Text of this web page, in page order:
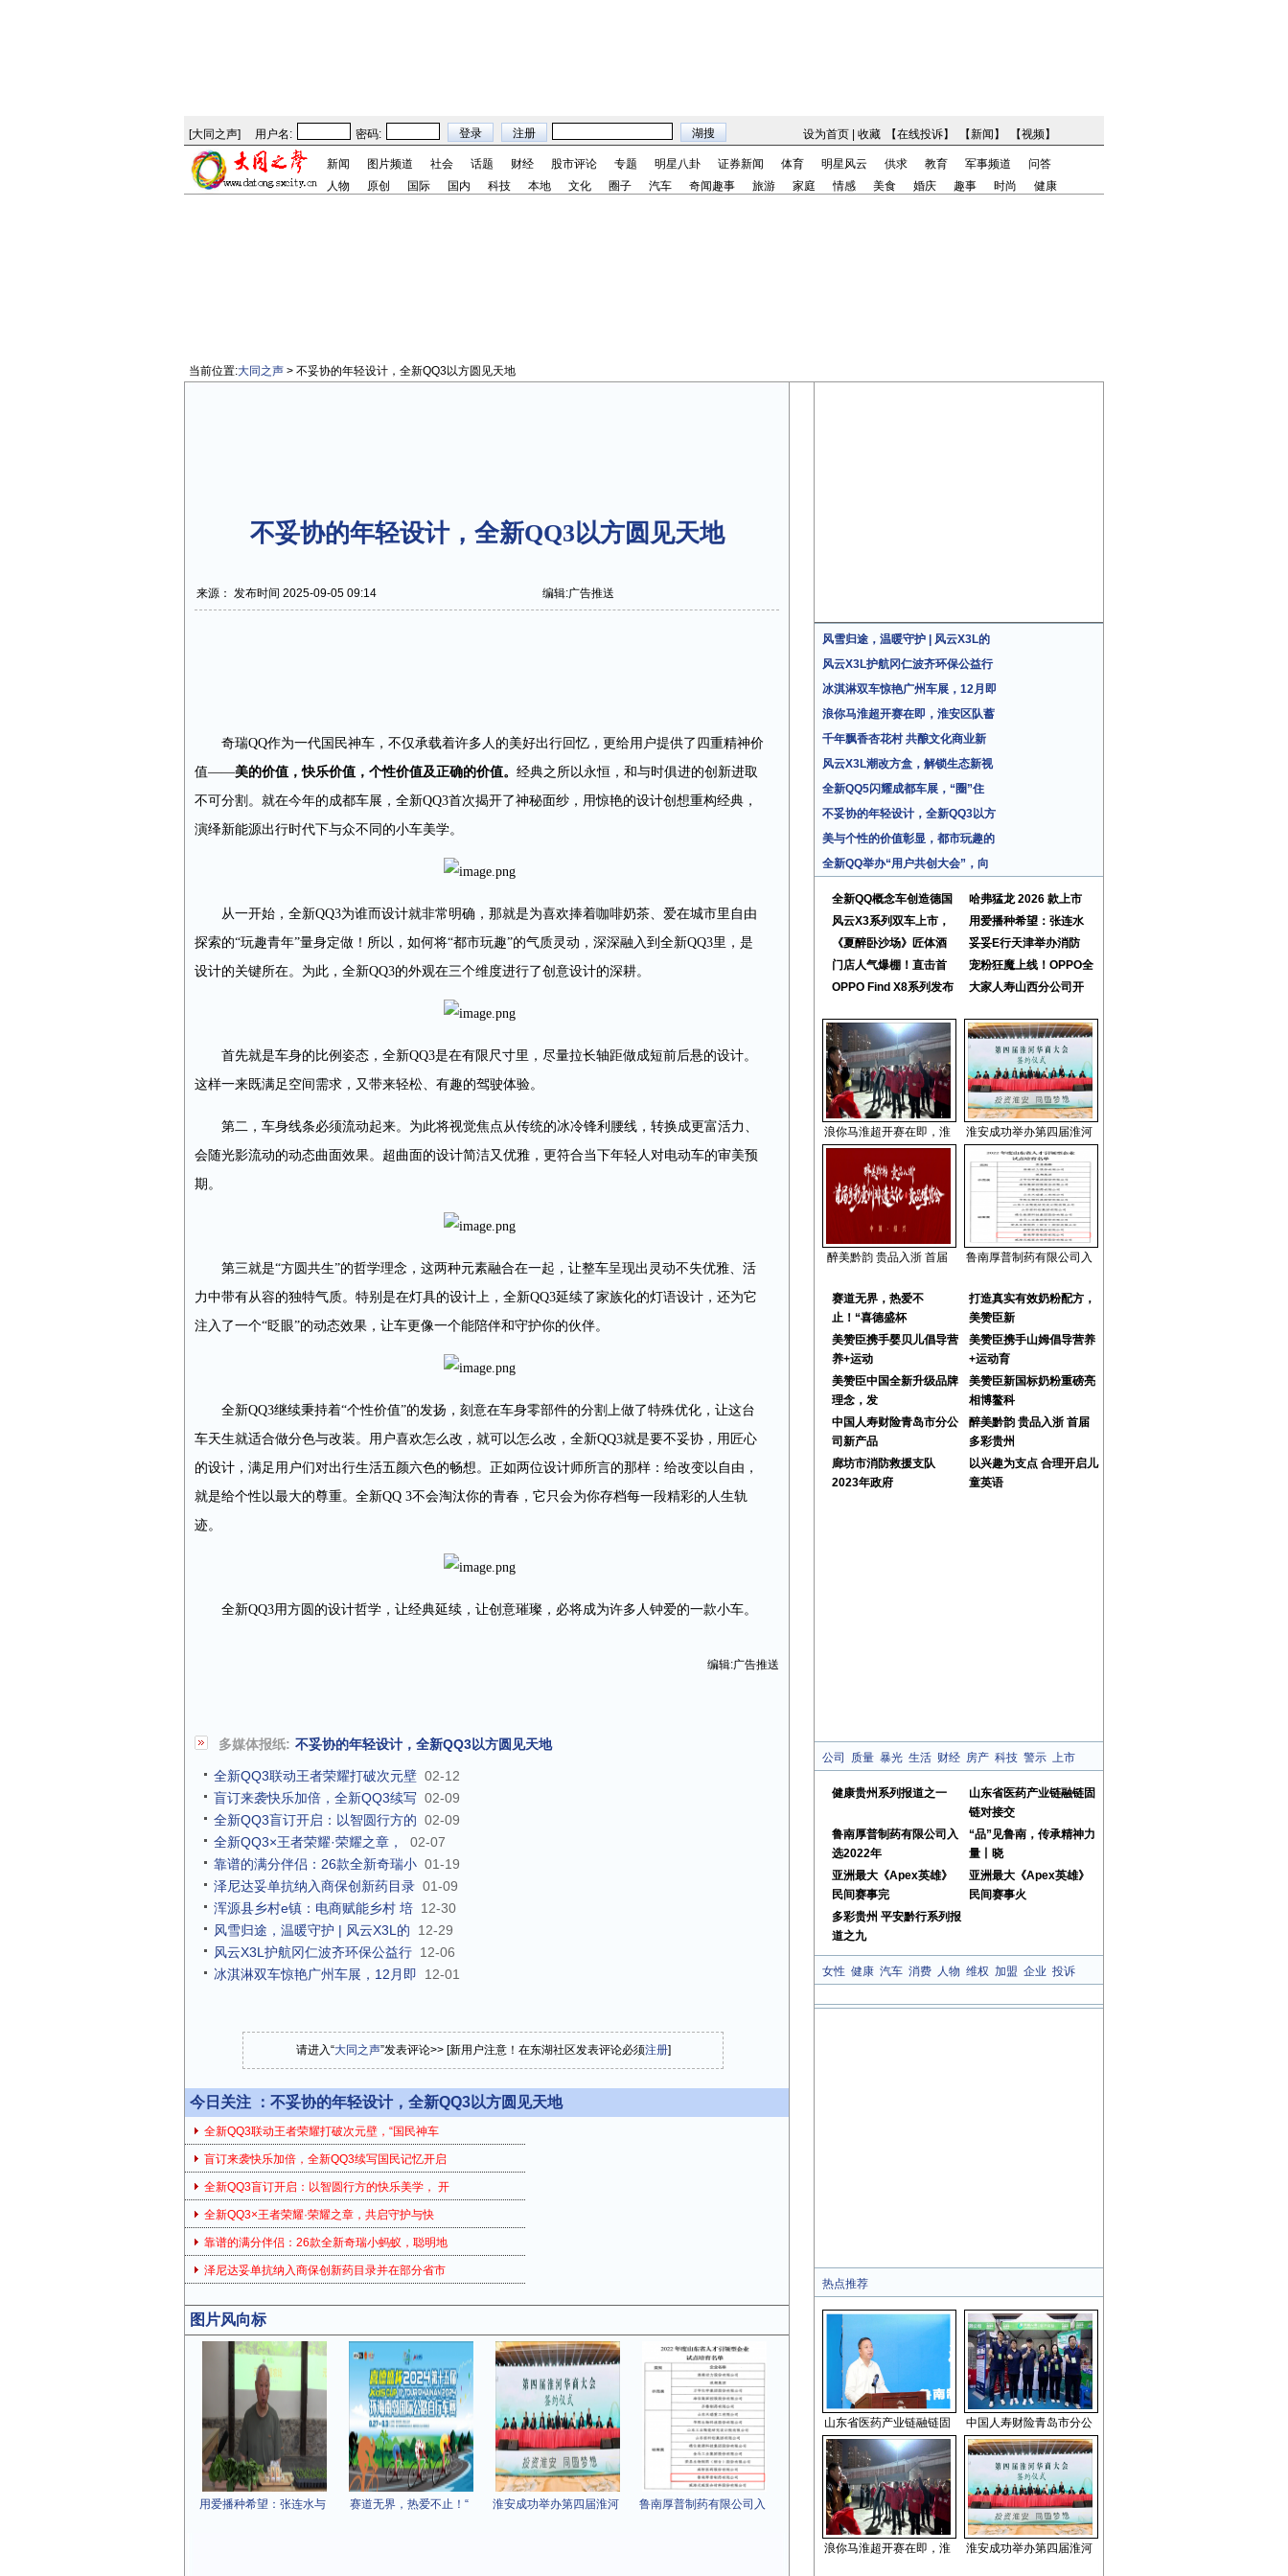
[大同之声] 用户名: 密码: 设为首页 收藏 【在线投诉】 【新闻 】 【视频】
新闻 图片频道 社会 话题 财经 股市评论 专题 明星八卦 证券新闻 体育 明星风云 供求 教育 军事频道
问答
人物
原创 国际 国内 科技 本地 文化 圈子 汽车 奇闻趣事 旅游 家庭 情感 美食 婚庆 趣事 时尚 健康
当前位置:大同之声 > 不妥协的年轻设计，全新QQ3以方圆见天地
不妥协的年轻设计，全新QQ3以方圆见天地
来源： 发布时间 2025-09-05 09:14 编辑:广告推送
奇瑞QQ作为一代国民神车，不仅承载着许多人的美好出行回忆，更给用户提供了四重精神价
值——美的价值，快乐价值，个性价值及正确的价值。 经典之所以永恒，和与时俱进的创新进取
不可分割。就在今年的成都车展，全新QQ3首次揭开了神秘面纱，用惊艳的设计创想重构经典，
演绎新能源出行时代下与众不同的小车美学。
从一开始，全新QQ3为谁而设计就非常明确，那就是为喜欢捧着咖啡奶茶、爱在城市里自由
探索的“玩趣青年”量身定做！所以，如何将“都市玩趣”的气质灵动，深深融入到全新QQ3里，是
设计的关键所在。为此，全新QQ3的外观在三个维度进行了创意设计的深耕。
首先就是车身的比例姿态，全新QQ3是在有限尺寸里，尽量拉长轴距做成短前后悬的设计。
这样一来既满足空间需求，又带来轻松、有趣的驾驶体验。
第二，车身线条必须流动起来。为此将视觉焦点从传统的冰冷锋利腰线，转换成更富活力、
会随光影流动的动态曲面效果。超曲面的设计简洁又优雅，更符合当下年轻人对电动车的审美预
期。
第三就是“方圆共生”的哲学理念，这两种元素融合在一起，让整车呈现出灵动不失优雅、活
力中带有从容的独特气质。特别是在灯具的设计上，全新QQ3延续了家族化的灯语设计，还为它
注入了一个“眨眼”的动态效果，让车更像一个能陪伴和守护你的伙伴。
全新QQ3继续秉持着“个性价值”的发扬，刻意在车身零部件的分割上做了特殊优化，让这台
车天生就适合做分色与改装。用户喜欢怎么改，就可以怎么改，全新QQ3就是要不妥协，用匠心
的设计，满足用户们对出行生活五颜六色的畅想。正如两位设计师所言的那样：给改变以自由，
就是给个性以最大的尊重。全新QQ 3不会淘汰你的青春，它只会为你存档每一段精彩的人生轨
迹。
全新QQ3用方圆的设计哲学，让经典延续，让创意璀璨，必将成为许多人钟爱的一款小车。
编辑:广告推送
多媒体报纸: 不妥协的年轻设计，全新QQ3以方圆见天地
全新QQ3联动王者荣耀打破次元壁 02-12
盲订来袭快乐加倍，全新QQ3续写 02-09
全新QQ3盲订开启：以智圆行方的 02-09
全新QQ3×王者荣耀·荣耀之章，
02-07
靠谱的满分伴侣：26款全新奇瑞小 01-19
泽尼达妥单抗纳入商保创新药目录 01-09
浑源县乡村e镇：电商赋能乡村 培 12-30
风雪归途，温暖守护 | 风云X3L的
12-29
风云X3L护航冈仁波齐环保公益行 12-06
冰淇淋双车惊艳广州车展，12月即
12-01
请进入“大同之声”发表评论>> [新用户注意！在东湖社区发表评论必须注册]
今日关注 ： 不妥协的年轻设计，全新QQ3以方圆见天地
全新QQ3联动王者荣耀打破次元壁，“国民神车
盲订来袭快乐加倍，全新QQ3续写国民记忆开启
全新QQ3盲订开启：以智圆行方的快乐美学， 开
全新QQ3×王者荣耀·荣耀之章，共启守护与快
靠谱的满分伴侣：26款全新奇瑞小蚂蚁，聪明地
泽尼达妥单抗纳入商保创新药目录并在部分省市
图片风向标
用爱播种希望：张连水与 赛道无界，热爱不止！“ 淮安成功举办第四届淮河 鲁南厚普制药有限公司入
风雪归途，温暖守护 | 风云X3L的
风云X3L护航冈仁波齐环保公益行
冰淇淋双车惊艳广州车展，12月即
浪你马淮超开赛在即，淮安区队蓄
千年飘香杏花村 共酿文化商业新
风云X3L潮改方盒，解锁生态新视
全新QQ5闪耀成都车展，“圈”住
不妥协的年轻设计，全新QQ3以方
美与个性的价值彰显，都市玩趣的
全新QQ举办“用户共创大会”，向
全新QQ概念车创造德国
哈弗猛龙 2026 款上市
风云X3系列双车上市，
用爱播种希望：张连水
《夏醉卧沙场》匠体酒
妥妥E行天津举办消防
门店人气爆棚！直击首
宠粉狂魔上线！OPPO全
OPPO Find X8系列发布
大家人寿山西分公司开
浪你马淮超开赛在即，淮 淮安成功举办第四届淮河
醉美黔韵 贵品入浙 首届 鲁南厚普制药有限公司入
赛道无界，热爱不
止！“喜德盛杯
打造真实有效奶粉配方，
美赞臣新
美赞臣携手婴贝儿倡导营
养+运动
美赞臣携手山姆倡导营养
+运动育
美赞臣中国全新升级品牌
理念，发
美赞臣新国标奶粉重磅亮
相博鳌科
中国人寿财险青岛市分公
司新产品
醉美黔韵 贵品入浙 首届
多彩贵州
廊坊市消防救援支队
2023年政府
以兴趣为支点 合理开启儿
童英语
公司 质量 暴光 生活 财经 房产 科技 警示 上市
健康贵州系列报道之一
山东省医药产业链融链固
链对接交
鲁南厚普制药有限公司入
选2022年
“品”见鲁南，传承精神力
量丨晓
亚洲最大《Apex英雄》
民间赛事完
亚洲最大《Apex英雄》
民间赛事火
多彩贵州 平安黔行系列报
道之九
女性 健康 汽车 消费 人物 维权 加盟 企业 投诉
热点推荐
山东省医药产业链融链固 中国人寿财险青岛市分公
浪你马淮超开赛在即，淮 淮安成功举办第四届淮河